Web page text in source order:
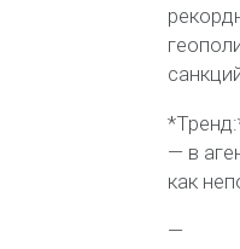
— в
как
—